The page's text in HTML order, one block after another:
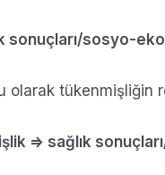
sonuçları/sosyo-
olarak
=> sağlık